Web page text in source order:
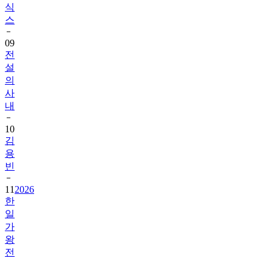
식
스
09
전
설
의
사
내
10
김
용
빈
11 2026
한
일
가
왕
전